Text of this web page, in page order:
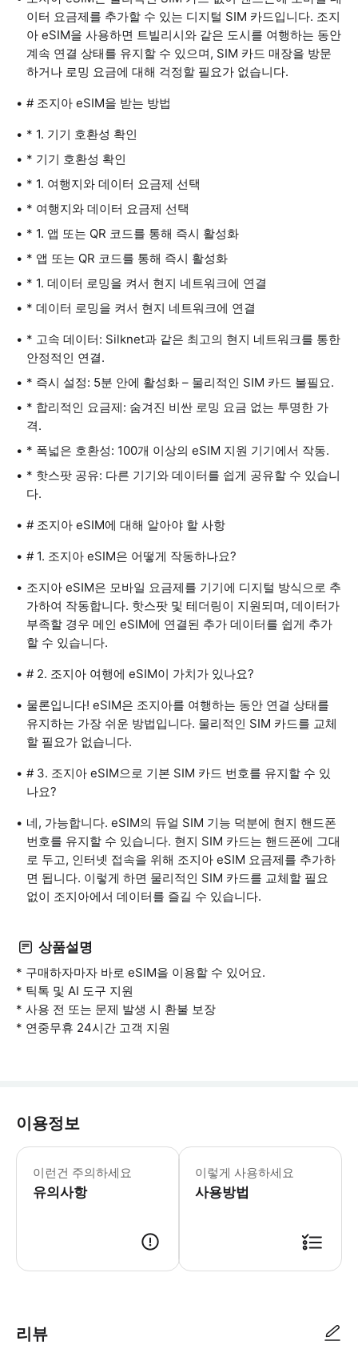
이터 요금제를 추가할 수 있는 디지털 SIM 카드입니다. 조지
아 eSIM을 사용하면 트빌리시와 같은 도시를 여행하는 동안
계속 연결 상태를 유지할 수 있으며, SIM 카드 매장을 방문
하거나 로밍 요금에 대해 걱정할 필요가 없습니다.
# 조지아 eSIM을 받는 방법
* 1. 기기 호환성 확인
* 기기 호환성 확인
* 1. 여행지와 데이터 요금제 선택
* 여행지와 데이터 요금제 선택
* 1. 앱 또는 QR 코드를 통해 즉시 활성화
* 앱 또는 QR 코드를 통해 즉시 활성화
* 1. 데이터 로밍을 켜서 현지 네트워크에 연결
* 데이터 로밍을 켜서 현지 네트워크에 연결
* 고속 데이터: Silknet과 같은 최고의 현지 네트워크를 통한
안정적인 연결.
* 즉시 설정: 5분 안에 활성화 – 물리적인 SIM 카드 불필요.
* 합리적인 요금제: 숨겨진 비싼 로밍 요금 없는 투명한 가
격.
* 폭넓은 호환성: 100개 이상의 eSIM 지원 기기에서 작동.
* 핫스팟 공유: 다른 기기와 데이터를 쉽게 공유할 수 있습니
다.
# 조지아 eSIM에 대해 알아야 할 사항
# 1. 조지아 eSIM은 어떻게 작동하나요?
조지아 eSIM은 모바일 요금제를 기기에 디지털 방식으로 추
가하여 작동합니다. 핫스팟 및 테더링이 지원되며, 데이터가
부족할 경우 메인 eSIM에 연결된 추가 데이터를 쉽게 추가
할 수 있습니다.
# 2. 조지아 여행에 eSIM이 가치가 있나요?
물론입니다! eSIM은 조지아를 여행하는 동안 연결 상태를
유지하는 가장 쉬운 방법입니다. 물리적인 SIM 카드를 교체
할 필요가 없습니다.
# 3. 조지아 eSIM으로 기본 SIM 카드 번호를 유지할 수 있
나요?
네, 가능합니다. eSIM의 듀얼 SIM 기능 덕분에 현지 핸드폰
번호를 유지할 수 있습니다. 현지 SIM 카드는 핸드폰에 그대
로 두고, 인터넷 접속을 위해 조지아 eSIM 요금제를 추가하
면 됩니다. 이렇게 하면 물리적인 SIM 카드를 교체할 필요
없이 조지아에서 데이터를 즐길 수 있습니다.
상품설명
* 구매하자마자 바로 eSIM을 이용할 수 있어요.
* 틱톡 및 AI 도구 지원
* 사용 전 또는 문제 발생 시 환불 보장
* 연중무휴 24시간 고객 지원
이용정보
이런건 주의하세요
유의사항
- 사용 유의사항 * 연결 문제가 발생
이렇게 사용하세요
사용방법
리뷰